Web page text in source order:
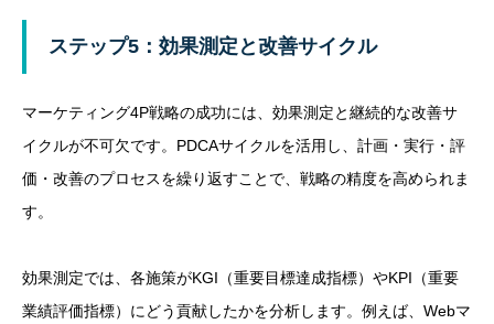
ステップ5：効果測定と改善サイクル
マーケティング4P戦略の成功には、効果測定と継続的な改善サ
イクルが不可欠です。PDCAサイクルを活用し、計画・実行・評
価・改善のプロセスを繰り返すことで、戦略の精度を高められま
す。
効果測定では、各施策がKGI（重要目標達成指標）やKPI（重要
業績評価指標）にどう貢献したかを分析します。例えば、Webマ